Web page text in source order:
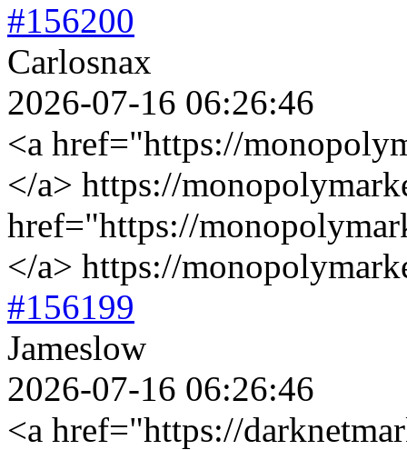
#156200
Carlosnax
2026-07-16 06:26:46
<a href="https://
</a> https://
href="https://
</a> https://
#156199
Jameslow
2026-07-16 06:26:46
<a href="https://